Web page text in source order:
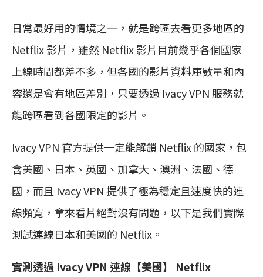
日常最好用的情境之一，就是跨區去看更多地區的
Netflix 影片，雖然 Netflix 影片目前幾乎各個國家
上線時間都差不多，但各國的影片資料庫數量和內
容還是會有地區差別，只要透過 Ivacy VPN 服務就
能跨區看到各國限定的影片。
Ivacy VPN 官方提供一定能解鎖 Netflix 的國家，包
含美國、日本、英國、加拿大、澳洲、法國、德
國，而且 Ivacy VPN 提供了極為穩定且速度快的連
線頻寬，拿來看片絕對沒有問題，以下是我們實際
測試連線日本和美國的 Netflix。
實測透過 Ivacy VPN 連線【美國】 Netflix